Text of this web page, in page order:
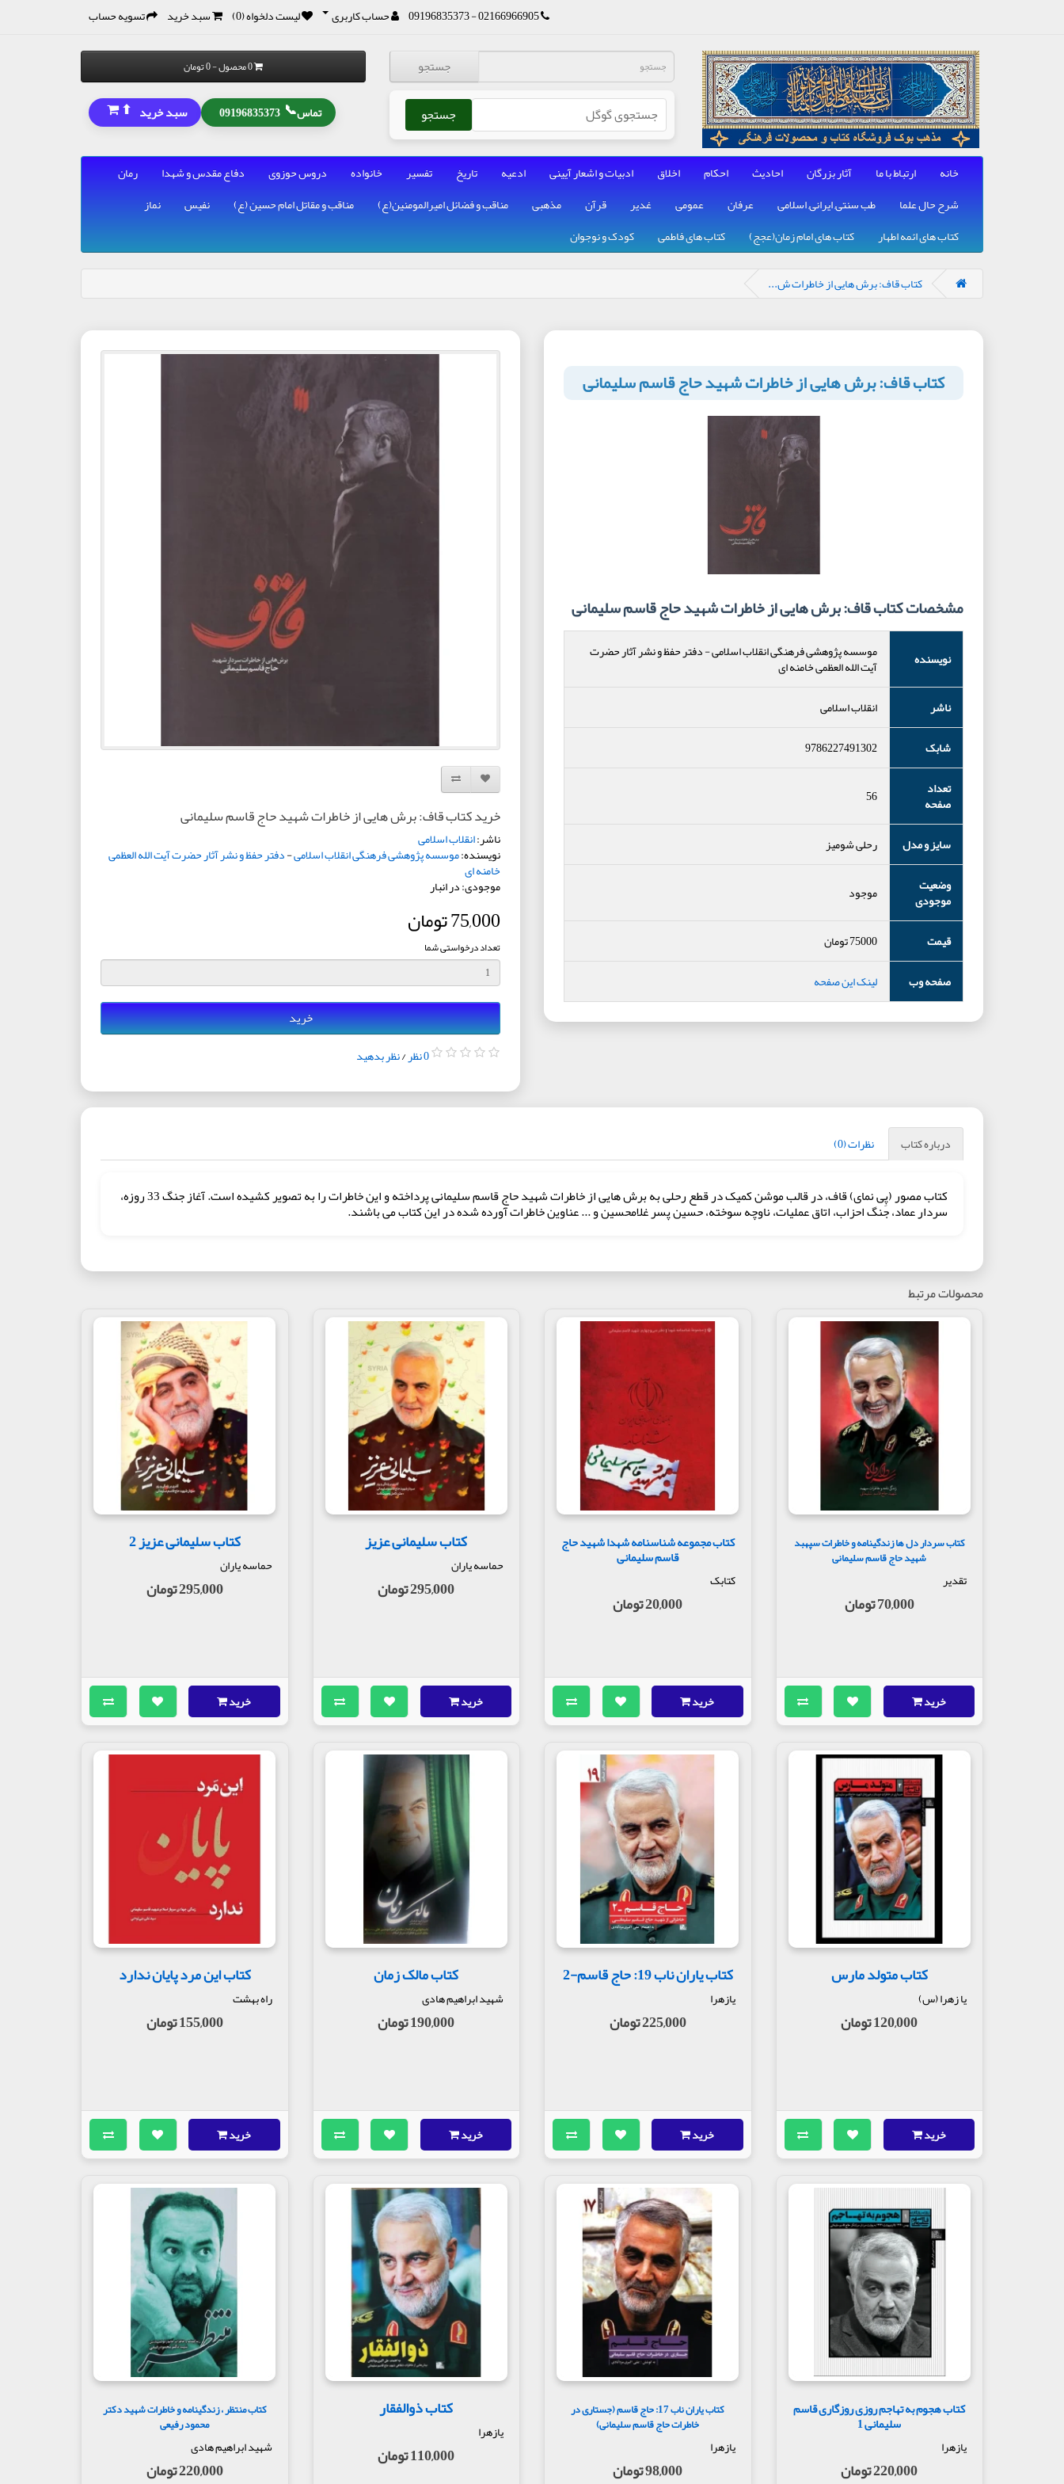
02166966905 - 09196835373 حساب کاربری لیست دلخواه (0) سبد خرید تسویه حساب
جستجو
جستجو
0 محصول - 0 تومان
تماس📞
09196835373 سبد خرید ⬆
خانه ارتباط با ما آثار بزرگان احادیث احکام اخلاق ادبیات و اشعار آیینی ادعیه تاریخ تفسیر خانواده دروس حوزوی دفاع مقدس و شهدا
رمان
شرح حال علما
طب سنتی, ایرانی, اسلامی عرفان عمومی غدیر قرآن مذهبی مناقب و فضائل امیرالمومنین(ع) مناقب و مقاتل امام حسین (ع) نفیس
نماز
کتاب های ائمه اطهار
کتاب های امام زمان(عجج) کتاب های فاطمی کودک و نوجوان
کتاب قاف: برش هایی از خاطرات ش...
کتاب قاف: برش هایی از خاطرات شهید حاج قاسم سلیمانی
مشخصات کتاب قاف: برش هایی از خاطرات شهید حاج قاسم سلیمانی
نویسنده موسسه پژوهشی فرهنگی انقلاب اسلامی-دفتر حفظ و نشر آثار حضرت
آیت الله العظمی خامنه ای
ناشر
انقلاب اسلامی
شابک
9786227491302
تعداد
صفحه 56
سایز و مدل
رحلی شومیز
وضعیت
موجودی موجود
قیمت 75000تومان
صفحه وب
لینک این صفحه
افزودن به لیست دلخواه
مقایسه این محصول
خرید کتاب قاف: برش هایی از خاطرات شهید حاج قاسم سلیمانی
ناشر:انقلاب اسلامی
نویسنده:موسسه پژوهشی فرهنگی انقلاب اسلامی-دفتر حفظ و نشر آثار حضرت آیت الله العظمی
خامنه ای
موجودی: در انبار
75,000 تومان
تعداد درخواستی شما
خرید
0 نظر /نظر بدهید
درباره کتاب نظرات (0)
کتاب مصور (پِی ‌نمای) قاف، در قالب موشن کمیک در قطع رحلی به برش‌ هایی از خاطرات شهید حاج قاسم سلیمانی پرداخته و این خاطرات را به تصویر کشیده است. آغاز جنگ 33 روزه،
سردار عماد، جنگ احزاب، اتاق عملیات، ناوچه‌ سوخته، حسین پسر غلامحسین و ... عناوین خاطرات آورده شده در این کتاب می ‌باشند.
محصولات مرتبط
کتاب سردار دل ها زندگینامه و خاطرات سپهبد
شهید حاج قاسم سلیمانی
تقدیر
70,000 تومان
خرید
کتاب مجموعه شناسنامه شهدا شهید حاج
قاسم سلیمانی
کتابک
20,000 تومان
خرید
کتاب سلیمانی عزیز
حماسه یاران
295,000 تومان
خرید
کتاب سلیمانی عزیز 2
حماسه یاران
295,000 تومان
خرید
کتاب متولد مارس
یا زهرا (س)
120,000 تومان
خرید
کتاب یاران ناب 19: حاج قاسم-2
یازهرا
225,000 تومان
خرید
کتاب مالک زمان
شهید ابراهیم هادی
190,000 تومان
خرید
کتاب این مرد پایان ندارد
راه بهشت
155,000 تومان
خرید
کتاب هجوم به تهاجم روزی روزگاری قاسم
سلیمانی 1
یازهرا
220,000 تومان
کتاب یاران ناب 17: حاج قاسم (جستاری در
خاطرات حاج قاسم سلیمانی)
یازهرا
98,000 تومان
کتاب ذوالفقار
یازهرا
110,000 تومان
کتاب منتظر ، زندگینامه و خاطرات شهید دکتر
محمود رفیعی
شهید ابراهیم هادی
220,000 تومان